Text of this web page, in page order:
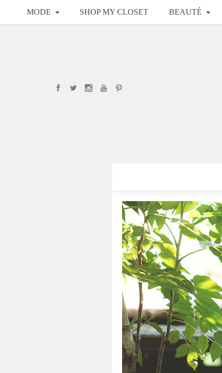
MODE SHOP MY CLOSET BEAUTÉ